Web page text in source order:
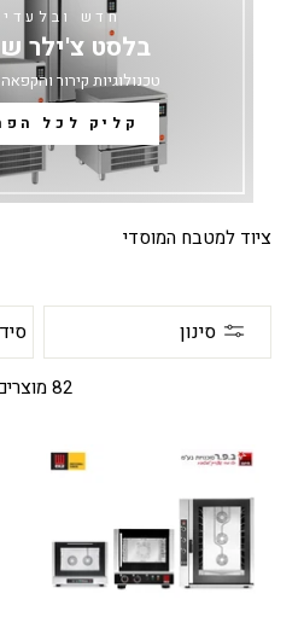
חדש
בלסט צ'ילר
טכנולוגיות קירור
קליק לכל
ציוד למטבח המוסדי
סינון
לפי
82 מוצרים